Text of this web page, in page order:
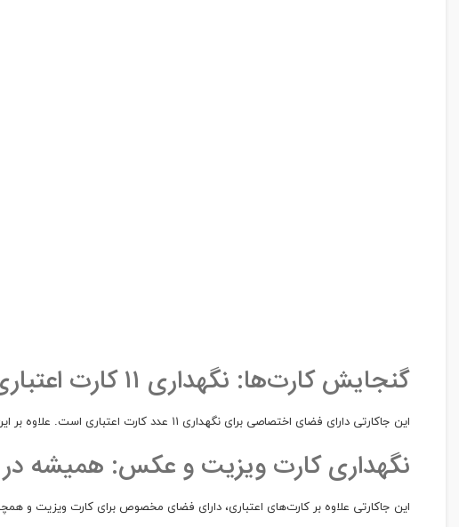
گنجایش کارت‌ها: نگهداری ۱۱ کارت اعتباری
این جاکارتی دارای فضای اختصاصی برای نگهداری ۱۱ عدد کارت اعتباری است. علاوه بر این، می‌توانید کارت‌های ویزیت، شناسنامه یا کارت‌های دیگر را به راحتی در آن قرار دهید.
نگهداری کارت ویزیت و عکس: همیشه
این جاکارتی علاوه بر کارت‌های اعتباری، دارای فضای مخصوص برای کارت ویزیت